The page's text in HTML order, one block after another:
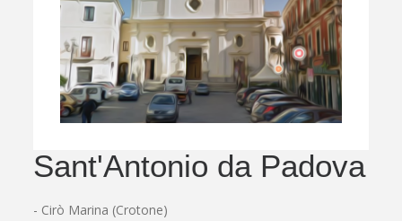
Sant'Antonio da Padova
- Cirò Marina (Crotone)